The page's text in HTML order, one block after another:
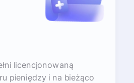
licencjonowaną
pieniędzy i na bieżąco